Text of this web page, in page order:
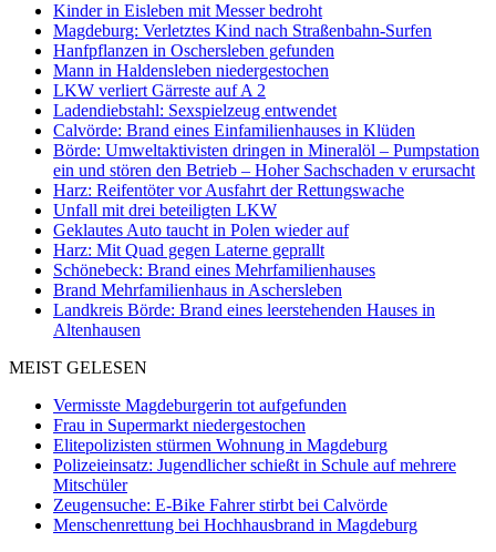
Kinder in Eisleben mit Messer bedroht
Magdeburg: Verletztes Kind nach Straßenbahn-Surfen
Hanfpflanzen in Oschersleben gefunden
Mann in Haldensleben niedergestochen
LKW verliert Gärreste auf A 2
Ladendiebstahl: Sexspielzeug entwendet
Calvörde: Brand eines Einfamilienhauses in Klüden
Börde: Umweltaktivisten dringen in Mineralöl – Pumpstation
ein und stören den Betrieb – Hoher Sachschaden v erursacht
Harz: Reifentöter vor Ausfahrt der Rettungswache
Unfall mit drei beteiligten LKW
Geklautes Auto taucht in Polen wieder auf
Harz: Mit Quad gegen Laterne geprallt
Schönebeck: Brand eines Mehrfamilienhauses
Brand Mehrfamilienhaus in Aschersleben
Landkreis Börde: Brand eines leerstehenden Hauses in
Altenhausen
MEIST GELESEN
Vermisste Magdeburgerin tot aufgefunden
Frau in Supermarkt niedergestochen
Elitepolizisten stürmen Wohnung in Magdeburg
Polizeieinsatz: Jugendlicher schießt in Schule auf mehrere
Mitschüler
Zeugensuche: E-Bike Fahrer stirbt bei Calvörde
Menschenrettung bei Hochhausbrand in Magdeburg